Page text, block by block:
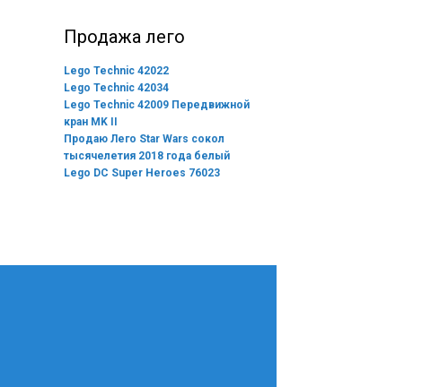
Продажа лего
Lego Technic 42022
Lego Technic 42034
Lego Technic 42009 Передвижной
кран MK II
Продаю Лего Star Wars сокол
тысячелетия 2018 года белый
Lego DC Super Heroes 76023